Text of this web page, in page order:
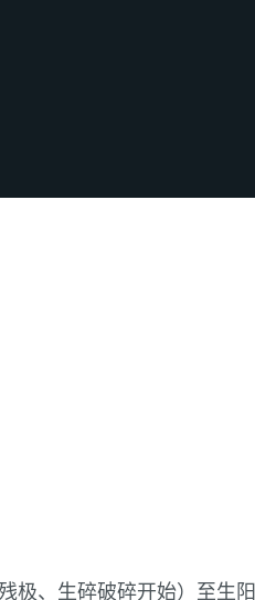
、生碎破碎开始）至生